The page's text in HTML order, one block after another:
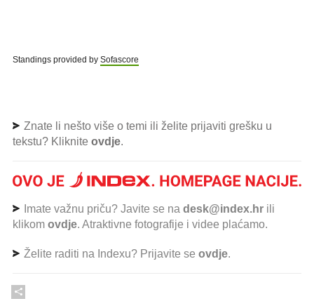
Standings provided by Sofascore
Znate li nešto više o temi ili želite prijaviti grešku u
tekstu? Kliknite ovdje.
Imate važnu priču? Javite se na desk@index.hr ili
klikom ovdje. Atraktivne fotografije i videe plaćamo.
Želite raditi na Indexu? Prijavite se ovdje.